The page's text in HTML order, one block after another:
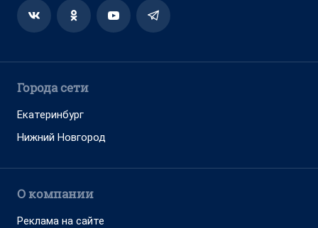
Города сети
Екатеринбург
Нижний Новгород
О компании
Реклама на сайте